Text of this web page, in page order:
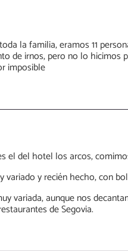
la familia, eramos 11
de irnos, pero no lo
imposible
el del hotel los arcos,
variado y recién hecho, con
variada, aunque nos
de Segovia.